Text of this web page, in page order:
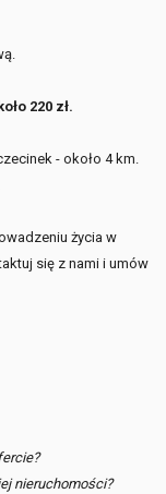
220 zł.
- około 4 km.
życia w
się z nami i umów
nieruchomości?